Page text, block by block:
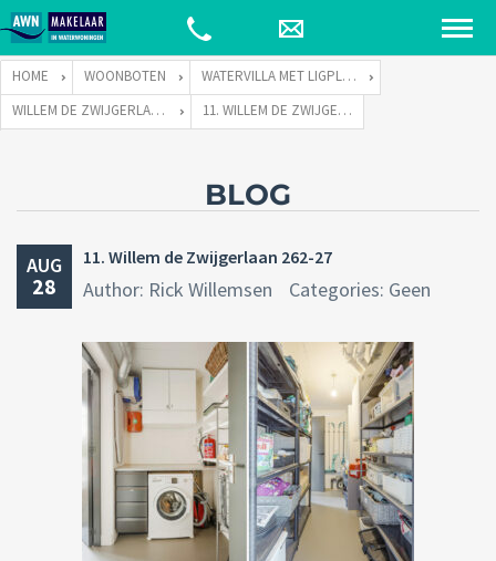
HOME WOONBOTEN
WATERVILLA MET LIGPLAATS
WILLEM DE ZWIJGERLAAN 262 TE 1055 RE AMSTERDAM
11. WILLEM DE ZWIJGERLAAN 262-27
BLOG
AUG
28
11. Willem de Zwijgerlaan 262-27
Author: Rick Willemsen Categories: Geen